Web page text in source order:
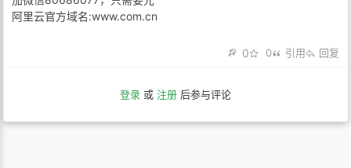
阿里云官方域名:www.com.cn
0 0 引用 回复
登录 或 注册 后参与评论